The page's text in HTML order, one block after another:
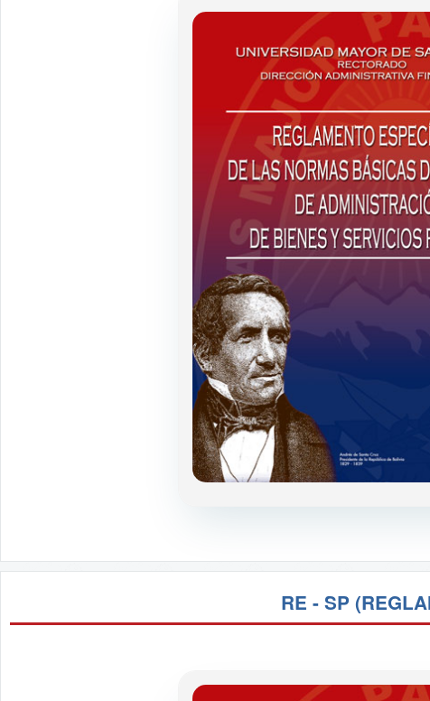
RE - SP